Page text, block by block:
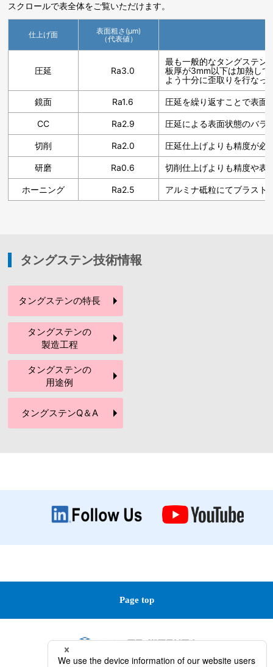
スクロールで表全体をご覧いただけます。
仕上げ面
表面粗さ(μm)
（代表値）
圧延 Ra3.0
最も一般的なタングステン
板厚が3mm以下は加熱し
よう十分に歪取りを行なっ
鏡面 Ra1.6 圧延を繰り返すことで表面
CC Ra2.9 圧延による表面状態のバラ
切削 Ra2.0 圧延仕上げよりも精度が必
研磨 Ra0.6 切削仕上げよりも精度や表
ホーニング Ra2.5 アルミナ砥粒にてブラスト
タングステン技術情報
タングステンの特長
タングステンの
製造工程
タングステンの
用途例
タングステンQ＆A
Page top